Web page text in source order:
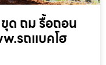
ด ถม รื้อถอน
รถแบคโฮ